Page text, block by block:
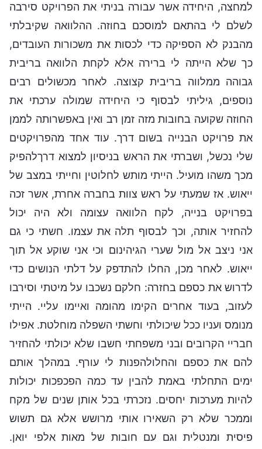
למחצה, היחידה אשר עבורה בניתי את הפרויקט סירבה
לשלם לי בהתאם למוסכם בחוזה. ההלוואה שקיבלתי
מהבנק לא הספיקה כדי לכסות את משכורות העובדים,
כך שלא הייתה לי ברירה אלא לקחת הלוואה בריבית
גבוהה ממלווה בריבית קצוצה. לאחר מכשולים רבים
נוספים, גיליתי לבסוף כי היחידה שמולה ערכתי את
החוזה שקועה בחובות מזה זמן רב ואין באפשרותה לממן
את פרויקט הבנייה בשום דרך. עוד אחד מהפרויקטים
שלי נכשל, ושברתי את הראש בניסיון למצוא דרךלהפיק
מכך משהו מועיל. הייתי מותש לחלוטין וחייתי במצב של
ייאוש. אז שמעתי על ראש צוות בחברה אחרת, אשר זכה
בפרויקט בנייה, לקח הלוואה עצומה ולא היה יכול
להחזיר אותה, וכך לבסוף תלה את עצמו. חשתי כי גם
אני ניצב אל מול שערי הגיהינום וכי אני שוקע אל תוך
ייאוש. לאחר מכן, החלו להתדפק על דלתי הנושים כדי
לדרוש את כספם בחזרה: חלקם נשכבו על מיטתי וסירבו
לעזוב, בעוד אחרים הקימו מהומה ואיימו עליי. הייתי
מנומס ועניו ככל שיכולתי וחשתי השפלה מוחלטת. אפילו
חבריי הקרובים ובני משפחתי חשבו שלא יכולתי להחזיר
להם את כספם והחלולהפנות לי עורף. במהלך אותם
ימים התחלתי באמת להבין עד כמה הפכפכות יכולות
להיות מערכות יחסים. נזכרתי בכל אותן שנים של מקח
וממכר שלא רק השאירו אותי מרושש אלא גם תשוש
פיסית ומנטלית וגם עם חובות של מאות אלפי יואן.